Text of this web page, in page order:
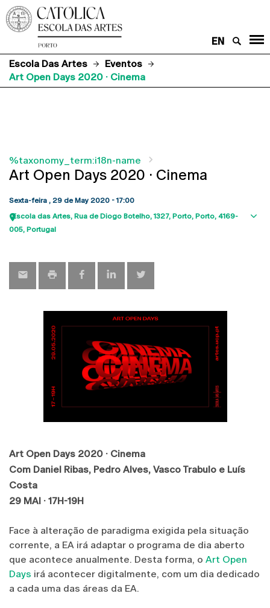
EN
Escola Das Artes
Eventos
Art Open Days 2020 · Cinema
%taxonomy_term:i18n-name
Art Open Days 2020 · Cinema
Sexta-feira , 29 de May 2020 - 17:00
Escola das Artes Rua de Diogo Botelho, 1327 Porto Porto 4169-
005 Portugal
Art Open Days 2020 · Cinema
Com Daniel Ribas, Pedro Alves, Vasco Trabulo e Luís
Costa
29 MAI · 17H-19H
Face à alteração de paradigma exigida pela situação
corrente, a EA irá adaptar o programa de dia aberto
que acontece anualmente. Desta forma, o Art Open
Days irá acontecer digitalmente, com um dia dedicado
a cada uma das áreas da EA.